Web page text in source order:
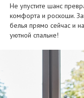
Не упустите шанс
комфорта и роскоши.
белья прямо сейчас и
уютной спальне!